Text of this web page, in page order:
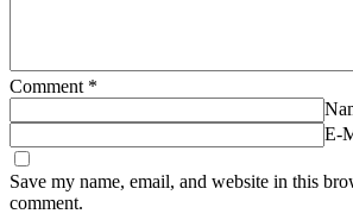
Comment *
E-
Save my name, email, and website in this
comment.